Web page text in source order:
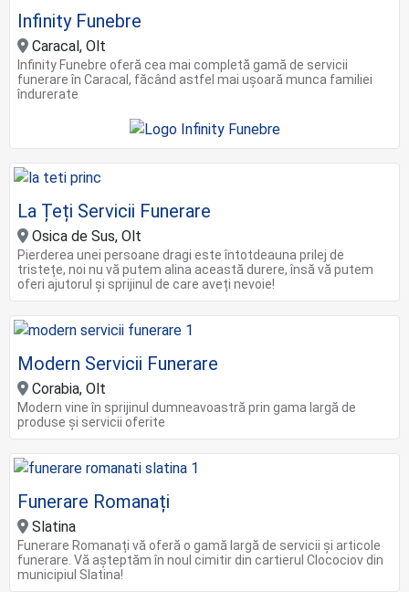
Infinity Funebre
Caracal, Olt
Infinity Funebre oferă cea mai completă gamă de servicii
funerare în Caracal, făcând astfel mai ușoară munca familiei
îndurerate
La Țeți Servicii Funerare
Osica de Sus, Olt
Pierderea unei persoane dragi este întotdeauna prilej de
tristețe, noi nu vă putem alina această durere, însă vă putem
oferi ajutorul și sprijinul de care aveți nevoie!
Modern Servicii Funerare
Corabia, Olt
Modern vine în sprijinul dumneavoastră prin gama largă de
produse și servicii oferite
Funerare Romanați
Slatina
Funerare Romanați vă oferă o gamă largă de servicii și articole
funerare. Vă așteptăm în noul cimitir din cartierul Clocociov din
municipiul Slatina!